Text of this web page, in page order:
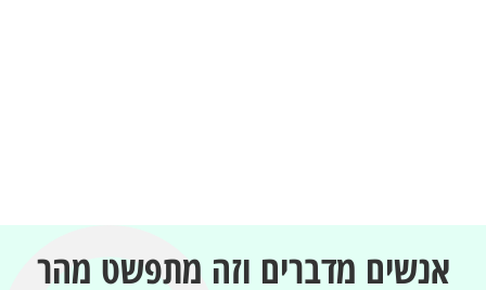
אנשים מדברים וזה מתפשט מהר